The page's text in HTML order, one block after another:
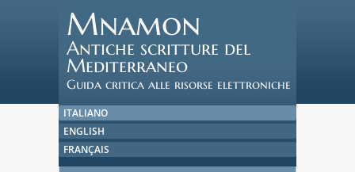
Mnamon
Antiche scritture del
Mediterraneo
Guida critica alle risorse elettroniche
ITALIANO
ENGLISH
FRANÇAIS